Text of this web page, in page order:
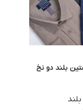
بلند دو نخ